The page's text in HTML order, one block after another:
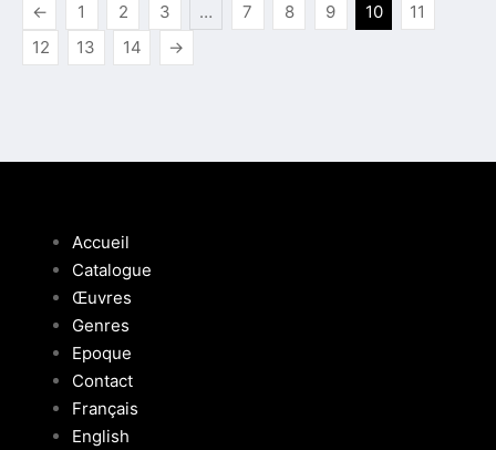
← 1 2 3 … 7 8 9 10
11
12
13 14 →
Accueil
Catalogue
Œuvres
Genres
Epoque
Contact
Français
English